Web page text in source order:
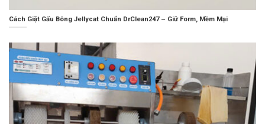
Cách Giặt Gấu Bông Jellycat Chuẩn DrClean247 – Giữ Form, Mềm Mại